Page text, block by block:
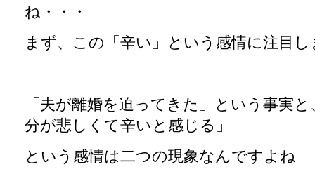
ね・・・
まず、この「辛い」という感情に注目し
「夫が離婚を迫ってきた」という事実
分が悲しくて辛いと感じる」
という感情は二つの現象なんですよね